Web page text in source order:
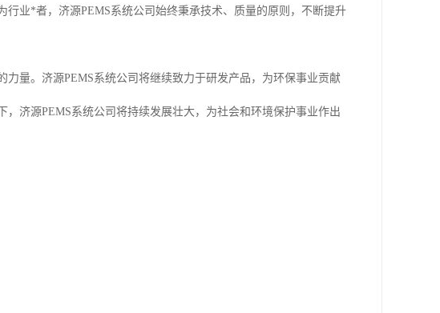
业*者，济源PEMS系统公司始终秉承技术、质量的原则，不断提升
量。济源PEMS系统公司将继续致力于研发产品，为环保事业贡献
济源PEMS系统公司将持续发展壮大，为社会和环境保护事业作出